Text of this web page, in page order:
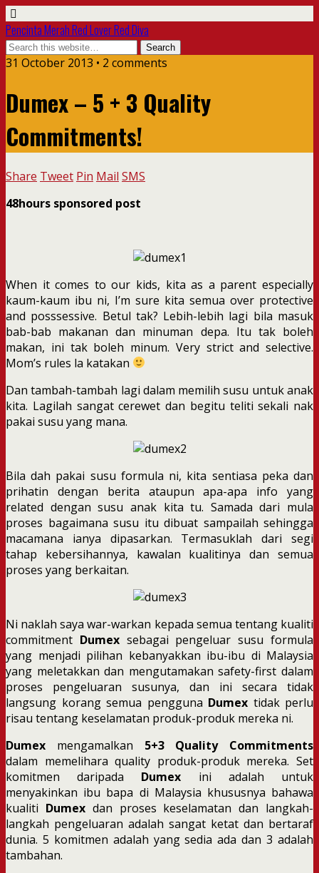
Pencinta Merah Red Lover Red Diva
31 October 2013 • 2 comments
Dumex – 5 + 3 Quality
Commitments!
Share Tweet Pin Mail SMS
48hours sponsored post
When it comes to our kids, kita as a parent especially
kaum-kaum ibu ni, I’m sure kita semua over protective
and posssessive. Betul tak? Lebih-lebih lagi bila masuk
bab-bab makanan dan minuman depa. Itu tak boleh
makan, ini tak boleh minum. Very strict and selective.
Mom’s rules la katakan
Dan tambah-tambah lagi dalam memilih susu untuk anak
kita. Lagilah sangat cerewet dan begitu teliti sekali nak
pakai susu yang mana.
Bila dah pakai susu formula ni, kita sentiasa peka dan
prihatin dengan berita ataupun apa-apa info yang
related dengan susu anak kita tu. Samada dari mula
proses bagaimana susu itu dibuat sampailah sehingga
macamana ianya dipasarkan. Termasuklah dari segi
tahap kebersihannya, kawalan kualitinya dan semua
proses yang berkaitan.
Ni naklah saya war-warkan kepada semua tentang kualiti
commitment Dumexsebagai pengeluar susu formula
yang menjadi pilihan kebanyakkan ibu-ibu di Malaysia
yang meletakkan dan mengutamakan safety-first dalam
proses pengeluaran susunya, dan ini secara tidak
langsung korang semua pengguna Dumex tidak perlu
risau tentang keselamatan produk-produk mereka ni.
Dumex mengamalkan 5+3 Quality Commitments
dalam memelihara quality produk-produk mereka. Set
komitmen daripada Dumex ini adalah untuk
menyakinkan ibu bapa di Malaysia khususnya bahawa
kualiti Dumexdan proses keselamatan dan langkah-
langkah pengeluaran adalah sangat ketat dan bertaraf
dunia. 5 komitmen adalah yang sedia ada dan 3 adalah
tambahan.